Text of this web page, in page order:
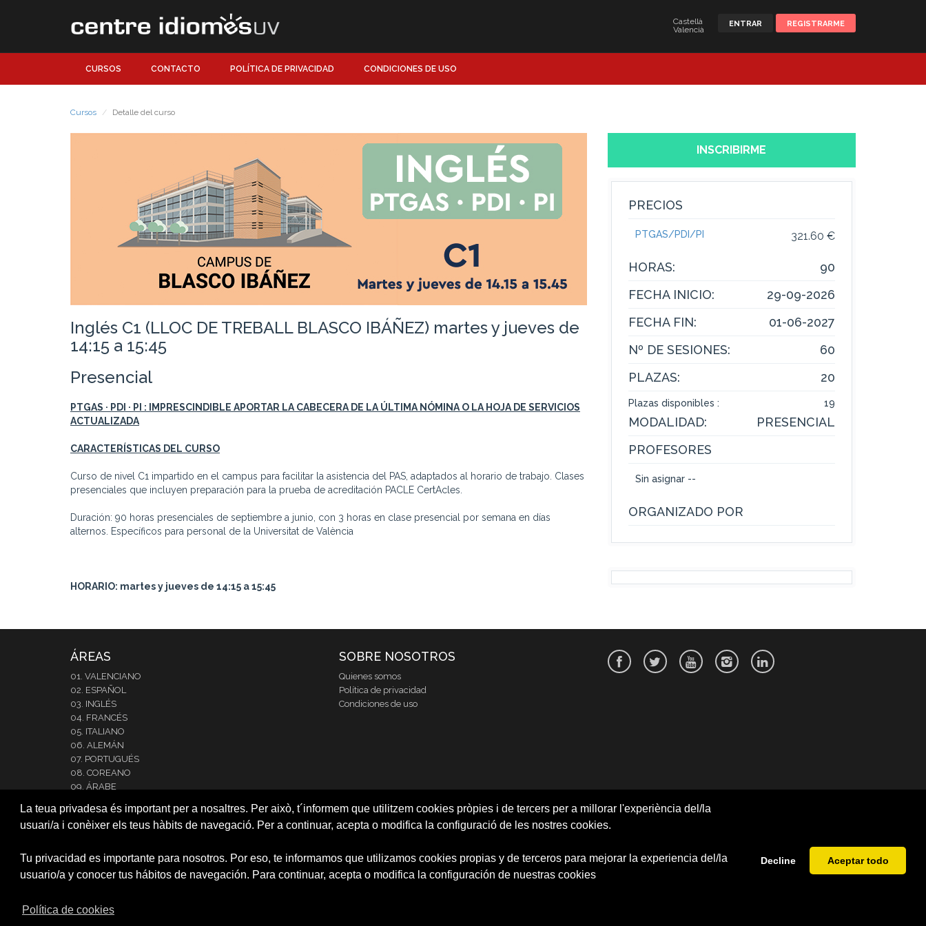
La teua privadesa és important per a nosaltres. Per això, t´informem que utilitzem cookies pròpies i de tercers per a millorar l'experiència del/la
usuari/a i conèixer els teus hàbits de navegació. Per a continuar, acepta o modifica la configuració de les nostres cookies.
Tu privacidad es importante para nosotros. Por eso, te informamos que utilizamos cookies propias y de terceros para mejorar la experiencia del/la
usuario/a y conocer tus hábitos de navegación. Para continuar, acepta o modifica la configuración de nuestras cookies
Política de cookies
Decline Aceptar todo
ENTRAR REGISTRARME
Castellà
Valencià
CURSOS CONTACTO POLÍTICA DE PRIVACIDAD CONDICIONES DE USO
Cursos Detalle del curso
Inglés C1 (LLOC DE TREBALL BLASCO IBÁÑEZ) martes y jueves de
14:15 a 15:45
Presencial
PTGAS · PDI · PI : IMPRESCINDIBLE APORTAR LA CABECERA DE LA ÚLTIMA NÓMINA O LA HOJA DE SERVICIOS
ACTUALIZADA
CARACTERÍSTICAS DEL CURSO
Curso de nivel C1 impartido en el campus para facilitar la asistencia del PAS, adaptados al horario de trabajo. Clases
presenciales que incluyen preparación para la prueba de acreditación PACLE CertAcles.
Duración: 90 horas presenciales de septiembre a junio, con 3 horas en clase presencial por semana en días
alternos. Específicos para personal de la Universitat de València
HORARIO: martes y jueves de 14:15 a 15:45
INSCRIBIRME
PRECIOS
321.60 €
PTGAS/PDI/PI
HORAS:
90
FECHA INICIO:
29-09-2026
FECHA FIN:
01-06-2027
Nº DE SESIONES:
60
PLAZAS:
20
Plazas disponibles : 19
MODALIDAD:
PRESENCIAL
PROFESORES
Sin asignar --
ORGANIZADO POR
ÁREAS
01. VALENCIANO
02. ESPAÑOL
03. INGLÉS
04. FRANCÉS
05. ITALIANO
06. ALEMÁN
07. PORTUGUÉS
08. COREANO
09. ÁRABE
11. RUSO
12.NEERLANDÉS
14. INTENSIVE SPANISH
CARTA RESERVA DE PLAZA
RESERVA DE PLAZA (CAMPUS)
SOBRE NOSOTROS
Quienes somos
Política de privacidad
Condiciones de uso